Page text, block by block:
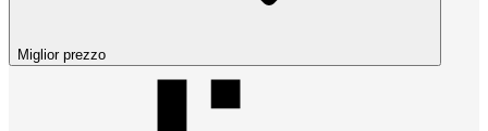
Miglior prezzo